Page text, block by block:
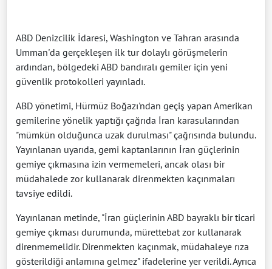
ABD Denizcilik İdaresi, Washington ve Tahran arasında
Umman'da gerçekleşen ilk tur dolaylı görüşmelerin
ardından, bölgedeki ABD bandıralı gemiler için yeni
güvenlik protokolleri yayınladı.
ABD yönetimi, Hürmüz Boğazı'ndan geçiş yapan Amerikan
gemilerine yönelik yaptığı çağrıda İran karasularından
"mümkün olduğunca uzak durulması" çağrısında bulundu.
Yayınlanan uyarıda, gemi kaptanlarının İran güçlerinin
gemiye çıkmasına izin vermemeleri, ancak olası bir
müdahalede zor kullanarak direnmekten kaçınmaları
tavsiye edildi.
Yayınlanan metinde, "İran güçlerinin ABD bayraklı bir ticari
gemiye çıkması durumunda, mürettebat zor kullanarak
direnmemelidir. Direnmekten kaçınmak, müdahaleye rıza
gösterildiği anlamına gelmez" ifadelerine yer verildi. Ayrıca